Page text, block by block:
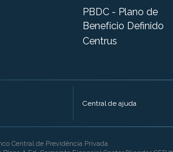
PBDC - Plano de
Benefício Definido
Centrus
Central de ajuda
Central de Previdência Privada